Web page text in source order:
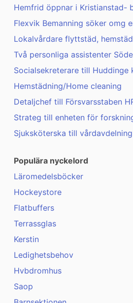
Hemfrid öppnar i Kristianstad-
Flexvik Bemanning söker omg
Lokalvårdare flyttstäd,
Två personliga assistenter
Socialsekreterare till Huddinge
Hemstädning/Home cleaning
Detaljchef till Försvarsstaben
Strateg till enheten för
Sjuksköterska till
Populära nyckelord
Läromedelsböcker
Hockeystore
Flatbuffers
Terrassglas
Kerstin
Ledighetsbehov
Hvbdromhus
Saop